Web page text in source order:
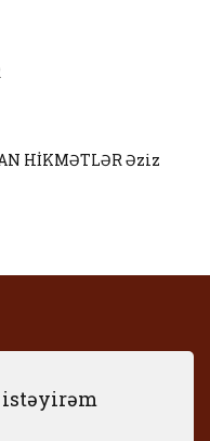
HİKMƏTLƏR Əziz
istəyirəm